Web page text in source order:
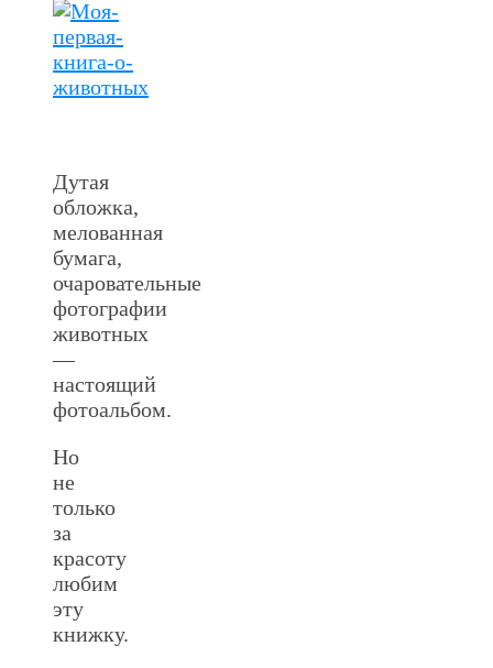
Дутая
обложка,
мелованная
бумага,
очаровательные
фотографии
животных
—
настоящий
фотоальбом.
Но
не
только
за
красоту
любим
эту
книжку.